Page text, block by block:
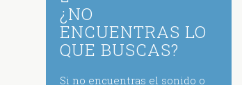
¿NO
ENCUENTRAS LO
QUE BUSCAS?
Si no encuentras el sonido o